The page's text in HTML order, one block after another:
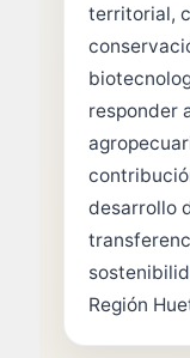
territorial,
responder
desarrollo
Región